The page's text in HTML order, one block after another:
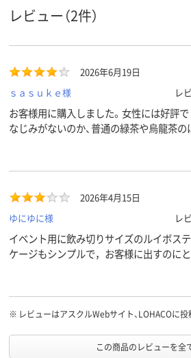
レビュー（2件）
2026年6月19日
ｓａｓｕｋｅ様
レ
お客様用に購入しました。女性には好評
なじみがないのか、普通の緑茶や烏龍茶
2026年4月15日
ゆにゆに様
レ
イベント用に飲み切りサイズのルイボス
ケージもシンプルで，お客様に出すのに
ただ，「1箱（24本入）」と書かれていた
態で届きました。イベント会場に運ぶの
バラで届くのであればそのように表記し
※ レビューはアスクルWebサイト、LOHACOに投
この商品のレビューを全